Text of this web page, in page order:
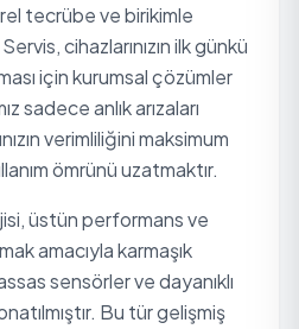
tecrübe ve birikimle
cihazlarınızın ilk günkü
için kurumsal çözümler
sadece anlık arızaları
verimliliğini maksimum
ömrünü uzatmaktır.
üstün performans ve
amacıyla karmaşık
sensörler ve dayanıklı
Bu tür gelişmiş